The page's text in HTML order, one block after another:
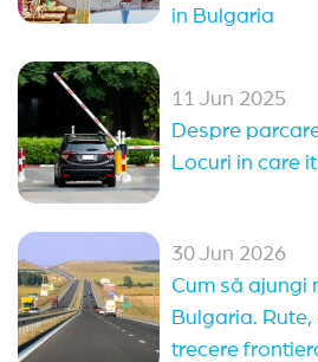
Balchik Kranevo
Sveti Vlas (13) Nessebar
Pomorie (4)
in Bulgaria
11 Jun 2025
Despre
Locuri in care
30 Jun 2026
Cum să ajungi
Bulgaria.
trecere